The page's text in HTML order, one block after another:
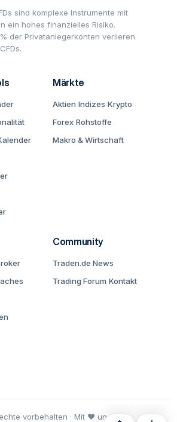
sind komplexe Instrumente mit
ein hohes finanzielles Risiko.
der Privatanlegerkonten verlieren
Märkte
Aktien Indizes Krypto
Forex Rohstoffe
Makro & Wirtschaft
Community
Traden.de News
Trading Forum Kontakt
vorbehalten · Mit ♥ und